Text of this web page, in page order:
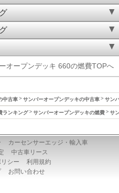
オープンデッキ 660の燃費TOPへ
中古車 サンバーオープンデッキの中古車 サン
ランキング サンバーオープンデッキの燃費 サ
カーセンサーエッジ・輸入車
中古車リース
シー
利用規約
お問い合わせ